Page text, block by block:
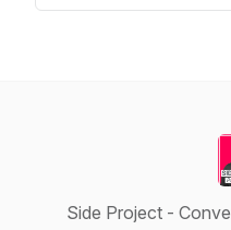
Side Project -